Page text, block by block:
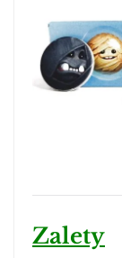
Zalety